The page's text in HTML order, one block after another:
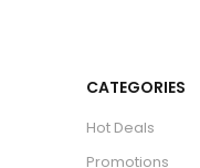
CATEGORIES
Hot Deals
Promotions